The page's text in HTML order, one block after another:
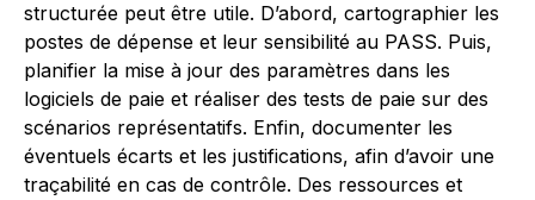
structurée peut être utile. D’abord, cartographier les
postes de dépense et leur sensibilité au PASS. Puis,
planifier la mise à jour des paramètres dans les
logiciels de paie et réaliser des tests de paie sur des
scénarios représentatifs. Enfin, documenter les
éventuels écarts et les justifications, afin d’avoir une
traçabilité en cas de contrôle. Des ressources et